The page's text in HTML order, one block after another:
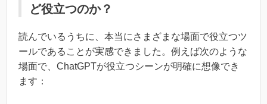
ど役立つのか？
読んでいるうちに、本当にさまざまな場面で役立つツ
ールであることが実感できました。例えば次のような
場面で、ChatGPTが役立つシーンが明確に想像でき
ます：